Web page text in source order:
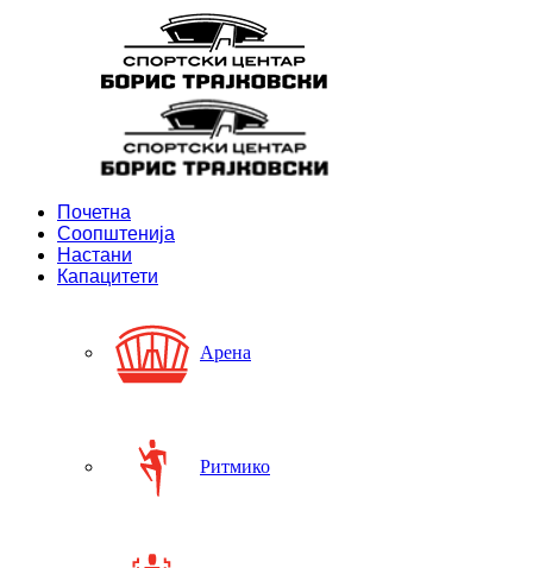
Почетна
Соопштенија
Настани
Капацитети
Арена
Ритмико